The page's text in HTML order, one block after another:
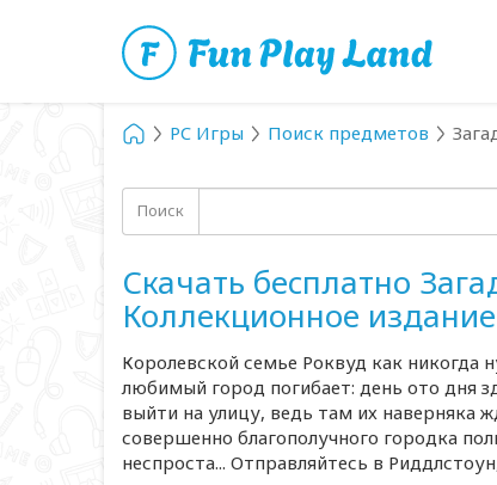
PC Игры Поиск предметов
Поиск
Скачать бесплатно
Коллекционное издание
Королевской семье Роквуд как
любимый город погибает: день ото дня
выйти на улицу, ведь там их наверняка
совершенно благополучного городка
неспроста... Отправляйтесь в